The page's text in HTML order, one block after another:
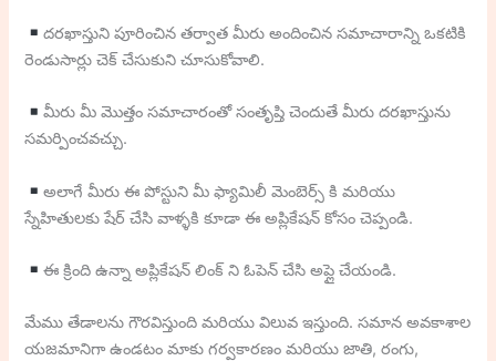
దరఖాస్తుని పూరించిన తర్వాత మీరు అందించిన సమాచారాన్ని ఒకటికి
రెండుసార్లు చెక్ చేసుకుని చూసుకోవాలి.
మీరు మీ మొత్తం సమాచారంతో సంతృప్తి చెందుతే మీరు దరఖాస్తును
సమర్పించవచ్చు.
అలాగే మీరు ఈ పోస్టుని మీ ఫ్యామిలీ మెంబెర్స్ కి మరియు
స్నేహితులకు షేర్ చేసి వాళ్ళకి కూడా ఈ అప్లికేషన్ కోసం చెప్పండి.
ఈ క్రింది ఉన్నా అప్లికేషన్ లింక్ ని ఓపెన్ చేసి అప్లై చేయండి.
మేము తేడాలను గౌరవిస్తుంది మరియు విలువ ఇస్తుంది. సమాన అవకాశాల
యజమానిగా ఉండటం మాకు గర్వకారణం మరియు జాతి, రంగు,